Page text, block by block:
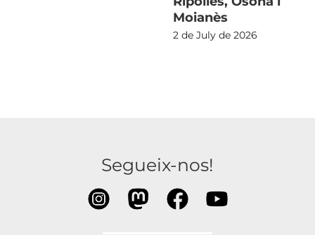
Moianès
2 de July de 2026
Segueix-nos!